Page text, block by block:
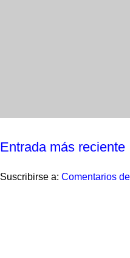
Entrada más reciente
Suscribirse a: Comentarios